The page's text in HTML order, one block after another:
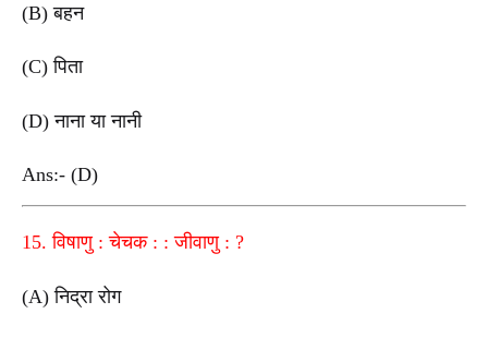
(B) बहन
(C) पिता
(D) नाना या नानी
Ans:- (D)
15. विषाणु : चेचक : : जीवाणु : ?
(A) निद्रा रोग